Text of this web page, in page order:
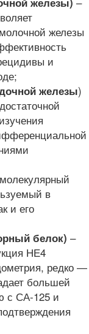
железы
и
железы)
в
и его
белок) –
НЕ4
редко —
большей
с СА-125 и